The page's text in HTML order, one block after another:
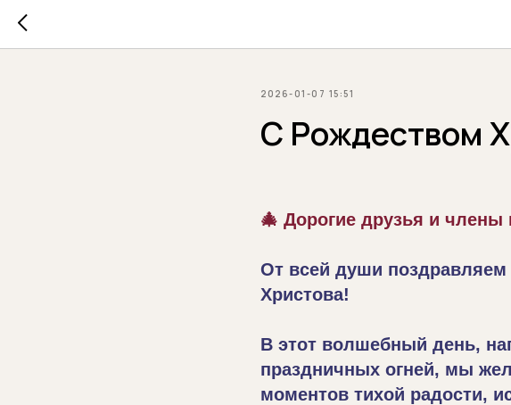
2026-01-07 15:51
С Рождеством
🎄 Дорогие друзья и члены
От всей души
Христова!
В этот волшебный день,
праздничных огней, мы
моментов тихой радости,